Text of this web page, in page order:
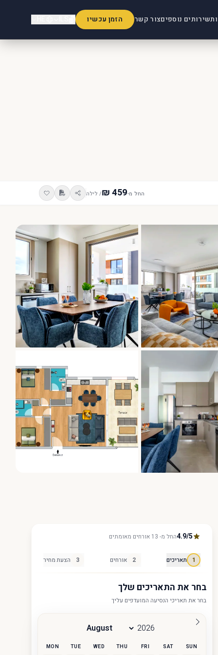
שירותים נוספיםצור קשר הזמן עכשיו
החל מ- / לילה
4.9/5החל מ- 13 אורחים מאומתים
1 תאריכים 2 אורחים 3 הצעת מחיר
בחר את התאריכים שלך
בחר את תאריכי הנסיעה המועדפים עליך
MON TUE WED THU FRI SAT SUN